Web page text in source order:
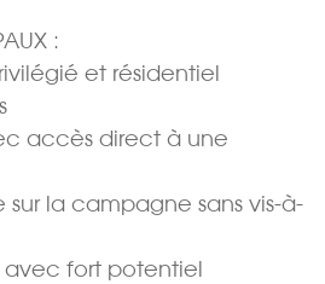
:
et résidentiel
accès direct à une
la campagne sans vis-à-
avec fort potentiel